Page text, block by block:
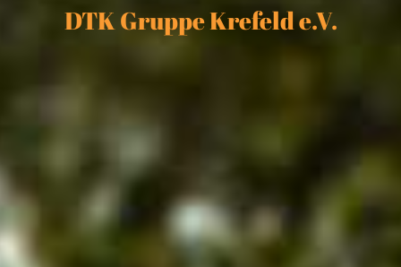
DTK Gruppe Krefeld e.V.